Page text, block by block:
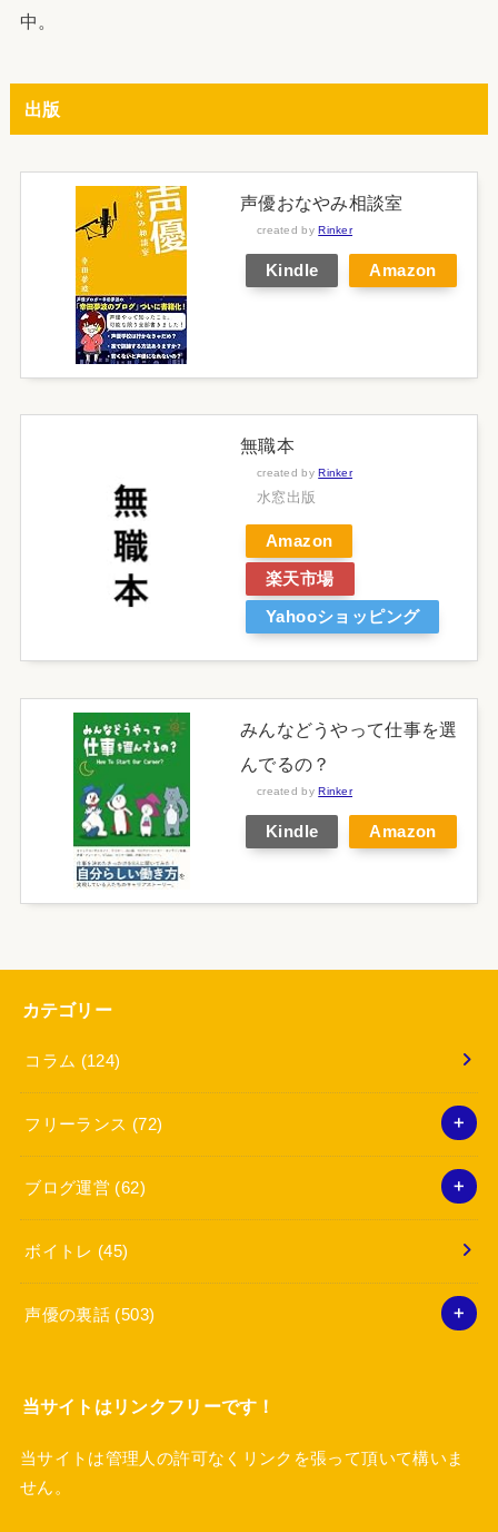
中。
出版
声優おなやみ相談室
created byRinker
Kindle Amazon
無職本
created by Rinker
水窓出版
Amazon
楽天市場
Yahooショッピング
みんなどうやって仕事を選
んでるの？
created by Rinker
Kindle Amazon
カテゴリー
コラム (124)
フリーランス (72)
ブログ運営 (62)
ボイトレ (45)
声優の裏話 (503)
当サイトはリンクフリーです！
当サイトは管理人の許可なくリンクを張って頂いて構いま
せん。